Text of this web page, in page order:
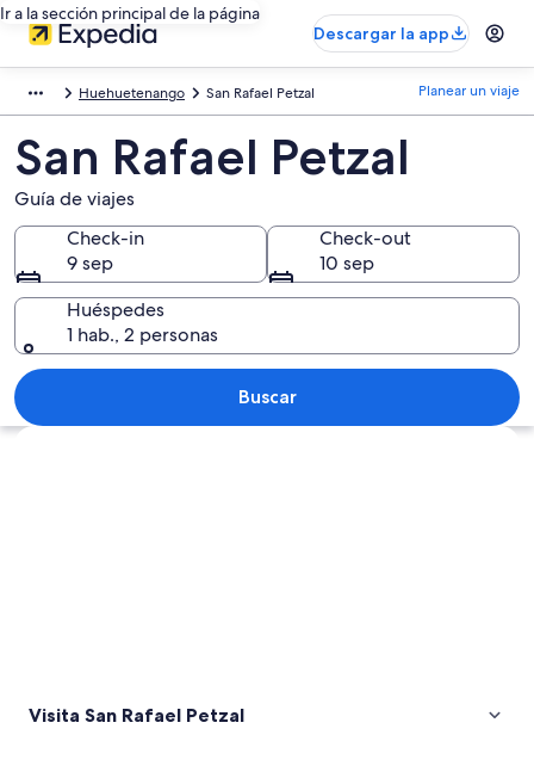
Ir a la sección principal de la página
Descargar la app
Huehuetenango San Rafael Petzal Planear un viaje
San Rafael Petzal
Guía de viajes
Check-in
9 sep
Check-out
10 sep
Huéspedes
1 hab., 2 personas
Buscar
Explorar mapa
Visita San Rafael Petzal